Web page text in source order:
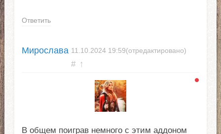
Ответить
Мирослава 11.10.2024 19:59(отредактировано)
# ↑
В общем поиграв немного с этим аддоном